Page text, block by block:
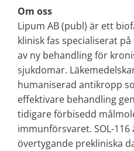
Om oss
Lipum AB (publ) är ett
klinisk fas specialiserat
av ny behandling för
sjukdomar.
humaniserad antikropp
effektivare behandling
tidigare förbisedd
immunförsvaret. SOL-116
övertygande prekliniska